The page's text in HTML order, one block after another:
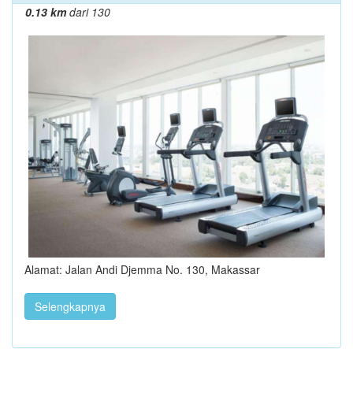
0.13 kmdari 130
Alamat: Jalan Andi Djemma No. 130, Makassar
Selengkapnya